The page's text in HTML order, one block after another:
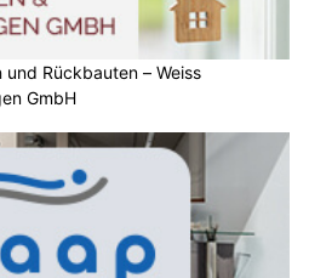
Rückbauten – Weiss
GmbH